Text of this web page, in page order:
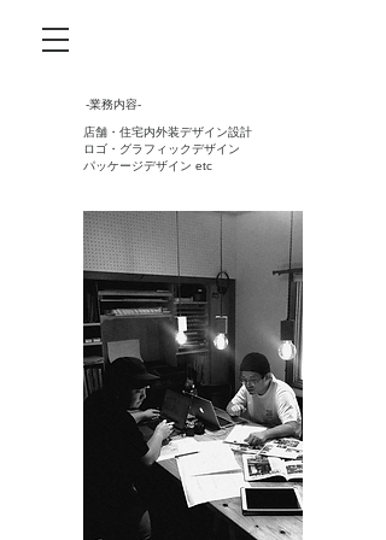
-業務内容-​
店舗・住宅内外装デザイン設計
ロゴ・グラフィックデザイン
​パッケージデザイン etc